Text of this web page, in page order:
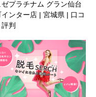
ゼプラチナム グラン仙台
ンター店 | 宮城県 | 口コ
評判